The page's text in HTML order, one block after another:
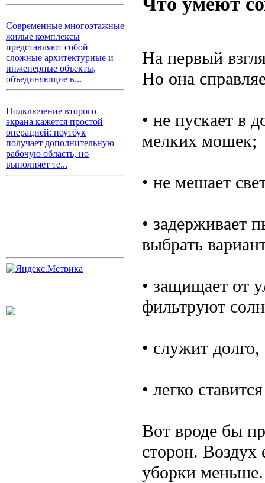
Современные многоэтажные
жилые комплексы
представляют собой
сложные архитектурные и
инженерные объекты,
объединяющие в...
Подключение второго
экрана кажется простой
операцией: ноутбук
получает дополнительную
рабочую область, но
выполняет те...
На первый
Но она
• не пускает в
мелких мошек;
• не мешает
• задерживает
выбрать
• защищает от
фильтруют
• служит долго,
• легко
Вот вроде бы
сторон. Воздух
уборки меньше.